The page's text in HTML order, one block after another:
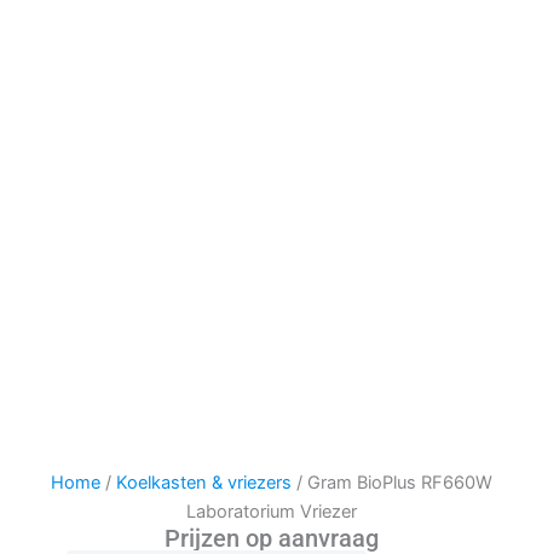
Home/ Koelkasten & vriezers / Gram BioPlus RF660W
Laboratorium Vriezer
Prijzen op aanvraag